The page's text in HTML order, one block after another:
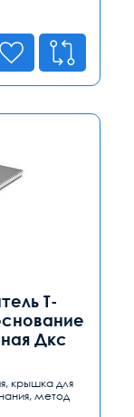
Т-
Дкс
крышка для
метод